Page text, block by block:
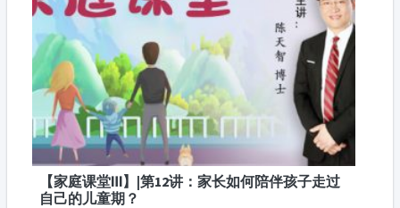
【家庭课堂Ⅲ】|第12讲：家长如何陪伴孩子走过
自己的儿童期？